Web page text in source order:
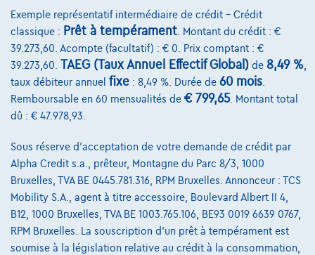
Comparer
Voir le véhicule
Exemple représentatif intermédiaire de crédit – Crédit
classique : Prêt à tempérament . Montant du crédit : €
39.273,60. Acompte (facultatif) : € 0. Prix comptant : €
39.273,60. TAEG (Taux Annuel Effectif Global) de 8,49 %
taux débiteur annuel fixe : 8,49 %. Durée de 60 mois
Remboursable en 60 mensualités de € 799,65. Montant total
dû : € 47.978,93.
Sous réserve d'acceptation de votre demande de crédit par
Alpha Credit s.a., prêteur, Montagne du Parc 8/3, 1000
Bruxelles, TVA BE 0445.781.316, RPM Bruxelles. Annonceur : TCS
Mobility S.A., agent à titre accessoire, Boulevard Albert II 4,
B12, 1000 Bruxelles, TVA BE 1003.765.106, BE93 0019 6639 0767,
RPM Bruxelles. La souscription d'un prêt à tempérament est
soumise à la législation relative au crédit à la consommation,